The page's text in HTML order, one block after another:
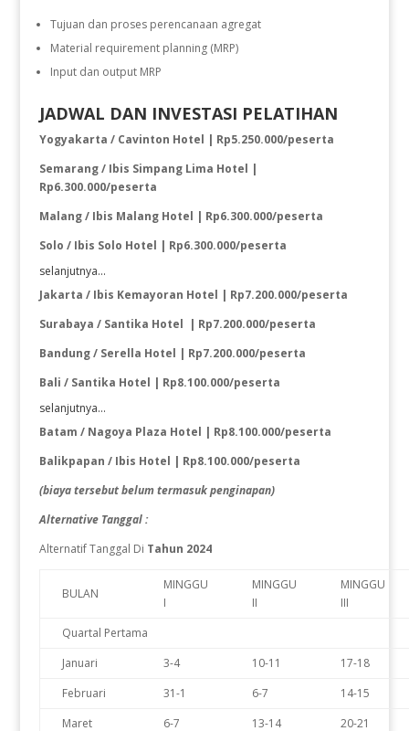
Tujuan dan proses perencanaan agregat
Material requirement planning (MRP)
Input dan output MRP
JADWAL DAN INVESTASI PELATIHAN
Yogyakarta / Cavinton Hotel | Rp5.250.000/peserta
Semarang / Ibis Simpang Lima Hotel |
Rp6.300.000/peserta
Malang / Ibis Malang Hotel | Rp6.300.000/peserta
Solo / Ibis Solo Hotel | Rp6.300.000/peserta
selanjutnya...
Jakarta / Ibis Kemayoran Hotel | Rp7.200.000/peserta
Surabaya / Santika Hotel | Rp7.200.000/peserta
Bandung / Serella Hotel | Rp7.200.000/peserta
Bali / Santika Hotel | Rp8.100.000/peserta
selanjutnya...
Batam / Nagoya Plaza Hotel | Rp8.100.000/peserta
Balikpapan / Ibis Hotel | Rp8.100.000/peserta
(biaya tersebut belum termasuk penginapan)
Alternative Tanggal :
Alternatif Tanggal Di Tahun 2024
BULAN
MINGGU
I
MINGGU
II
MINGGU
III
Quartal Pertama
Januari
3-4 10-11
17-18
Februari
31-1 6-7
14-15
Maret
6-7 13-14 20-21